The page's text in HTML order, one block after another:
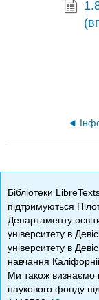
Бібліотеки
підтримуються
Департаменту
університету в
університету в
навчання
Ми також визнаємо
наукового фонду